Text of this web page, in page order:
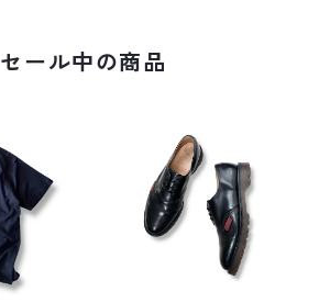
セール中の商品